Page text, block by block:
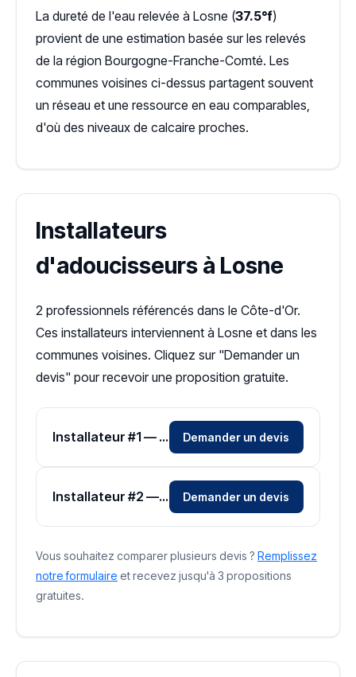
La dureté de l'eau relevée à Losne (37.5°f)
provient de une estimation basée sur les relevés
de la région Bourgogne-Franche-Comté. Les
communes voisines ci-dessus partagent souvent
un réseau et une ressource en eau comparables,
d'où des niveaux de calcaire proches.
Installateurs
d'adoucisseurs à Losne
2 professionnels référencés dans le Côte-d'Or.
Ces installateurs interviennent à Losne et dans les
communes voisines. Cliquez sur "Demander un
devis" pour recevoir une proposition gratuite.
Installateur #1 — Zone Côte-d'Or Demander un devis
Installateur #2 — Zone Côte-d'Or Demander un devis
Vous souhaitez comparer plusieurs devis ? Remplissez
notre formulaire et recevez jusqu'à 3 propositions
gratuites.